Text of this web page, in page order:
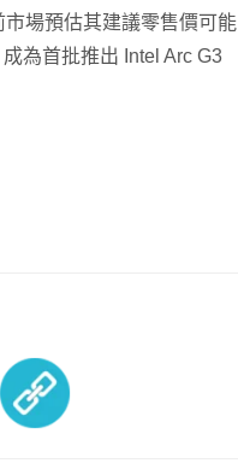
場預估其建議零售價可能
為首批推出 Intel Arc G3